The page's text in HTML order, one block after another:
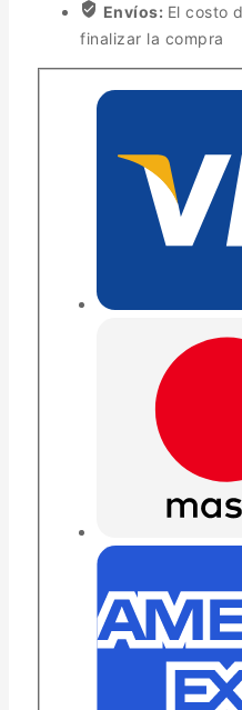
Envíos: El costo
finalizar la compra